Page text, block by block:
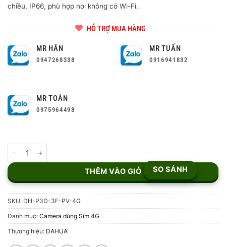
chiều, IP66, phù hợp nơi không có Wi-Fi.
HỖ TRỢ MUA HÀNG
MR HÂN
0947268338
MR TUẤN
0916941832
MR TOÀN
0975964498
THÊM VÀO GIỎ SO SÁNH
SKU: DH-P3D-3F-PV-4G
Danh mục: Camera dùng Sim 4G
Thương hiệu: DAHUA